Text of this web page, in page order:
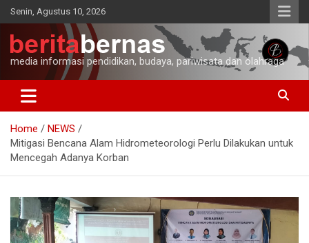
Skip
to
content
Senin, Agustus 10, 2026
media informasi pendidikan, budaya, pariwisata dan olahraga
Home
NEWS
Mitigasi Bencana Alam Hidrometeorologi Perlu Dilakukan untuk
Mencegah Adanya Korban